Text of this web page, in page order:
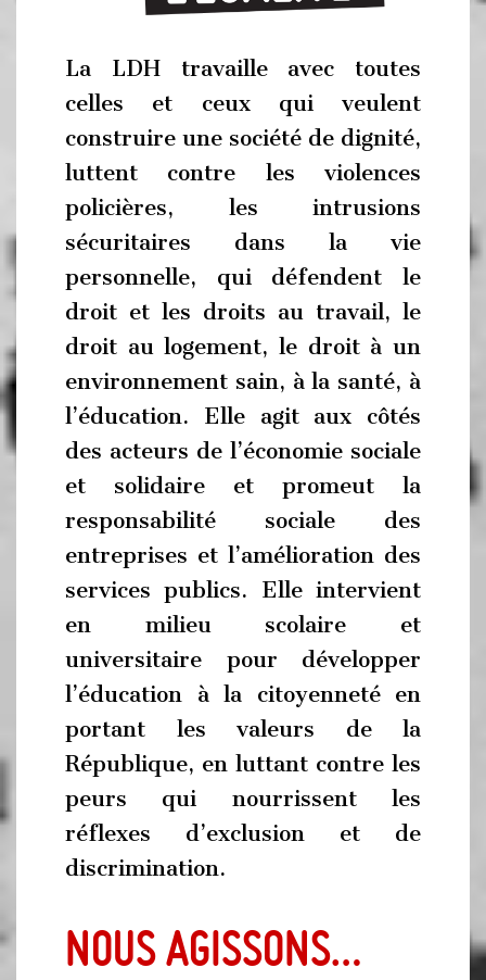
La LDH travaille avec toutes
celles et ceux qui veulent
construire une société de dignité,
luttent contre les violences
policières, les intrusions
sécuritaires dans la vie
personnelle, qui défendent le
droit et les droits au travail, le
droit au logement, le droit à un
environnement sain, à la santé, à
l’éducation. Elle agit aux côtés
des acteurs de l’économie sociale
et solidaire et promeut la
responsabilité sociale des
entreprises et l’amélioration des
services publics. Elle intervient
en milieu scolaire et
universitaire pour développer
l’éducation à la citoyenneté en
portant les valeurs de la
République, en luttant contre les
peurs qui nourrissent les
réflexes d’exclusion et de
discrimination.
NOUS AGISSONS…